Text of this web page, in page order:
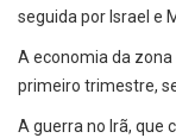
seguida por Israel e
A economia da
primeiro trimestre,
A guerra no Irã, que